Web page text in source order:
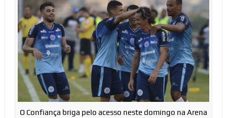
O Confiança briga pelo acesso neste domingo na Arena